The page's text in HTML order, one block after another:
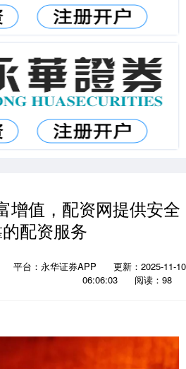
增值，配资网提供安全
配资服务
平台：永华证券APP
更新：2025-11-10
06:06:03
阅读：98